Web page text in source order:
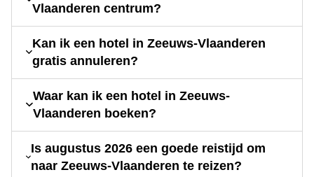
Vlaanderen centrum?
Kan ik een hotel in Zeeuws-Vlaanderen
gratis annuleren?
Waar kan ik een hotel in Zeeuws-
Vlaanderen boeken?
Is augustus 2026 een goede reistijd om
naar Zeeuws-Vlaanderen te reizen?